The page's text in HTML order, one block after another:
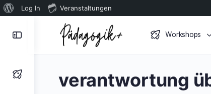
Über
Log In Veranstaltungen
Workshops
verantwortung